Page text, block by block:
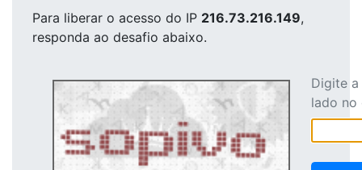
Para liberar o acesso do IP 216.73.216.149,
responda ao desafio abaixo.
Digite
lado no